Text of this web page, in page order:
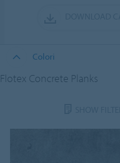
Colori
Flotex Concrete Planks